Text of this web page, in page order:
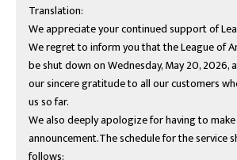
Translation:
We appreciate your continued support of
We regret to inform you that the League of
be shut down on Wednesday, May 20, 2026,
our sincere gratitude to all our customers
us so far.
We also deeply apologize for having to
announcement.The schedule for the service
follows: